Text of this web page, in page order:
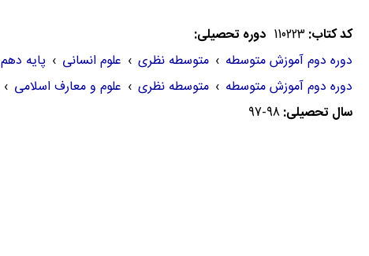
کد کتاب:110223 دوره تحصیلی:
دوره دوم آموزش متوسطه › متوسطه نظری › علوم انسانی › پایه دهم
دوره دوم آموزش متوسطه › متوسطه نظری › علوم و معارف اسلامی ›
سال تحصیلی:97-98